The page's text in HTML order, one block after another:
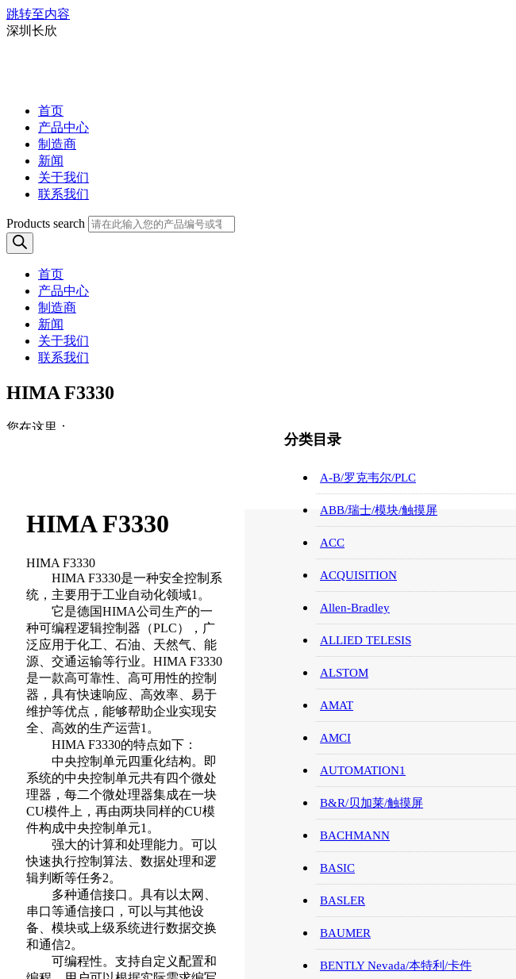
跳转至内容
深圳长欣
首页
产品中心
制造商
新闻
关于我们
联系我们
Products search
首页
产品中心
制造商
新闻
关于我们
联系我们
HIMA F3330
您在这里：
HIMA F3330
HIMA F3330
HIMA F3330是一种安全控制系
统，主要用于工业自动化领域1。
它是德国HIMA公司生产的一
种可编程逻辑控制器（PLC），广
泛应用于化工、石油、天然气、能
源、交通运输等行业。HIMA F3330
是一款高可靠性、高可用性的控制
器，具有快速响应、高效率、易于
维护等优点，能够帮助企业实现安
全、高效的生产运营1。
HIMA F3330的特点如下：
中央控制单元四重化结构。即
系统的中央控制单元共有四个微处
理器，每二个微处理器集成在一块
CU模件上，再由两块同样的CU模
件构成中央控制单元1。
强大的计算和处理能力。可以
快速执行控制算法、数据处理和逻
辑判断等任务2。
多种通信接口。具有以太网、
串口等通信接口，可以与其他设
备、模块或上级系统进行数据交换
和通信2。
可编程性。支持自定义配置和
分类目录
A-B/罗克韦尔/PLC
ABB/瑞士/模块/触摸屏
ACC
ACQUISITION
Allen-Bradley
ALLIED TELESIS
ALSTOM
AMAT
AMCI
AUTOMATION1
B&R/贝加莱/触摸屏
BACHMANN
BASIC
BASLER
BAUMER
BENTLY Nevada/本特利/卡件